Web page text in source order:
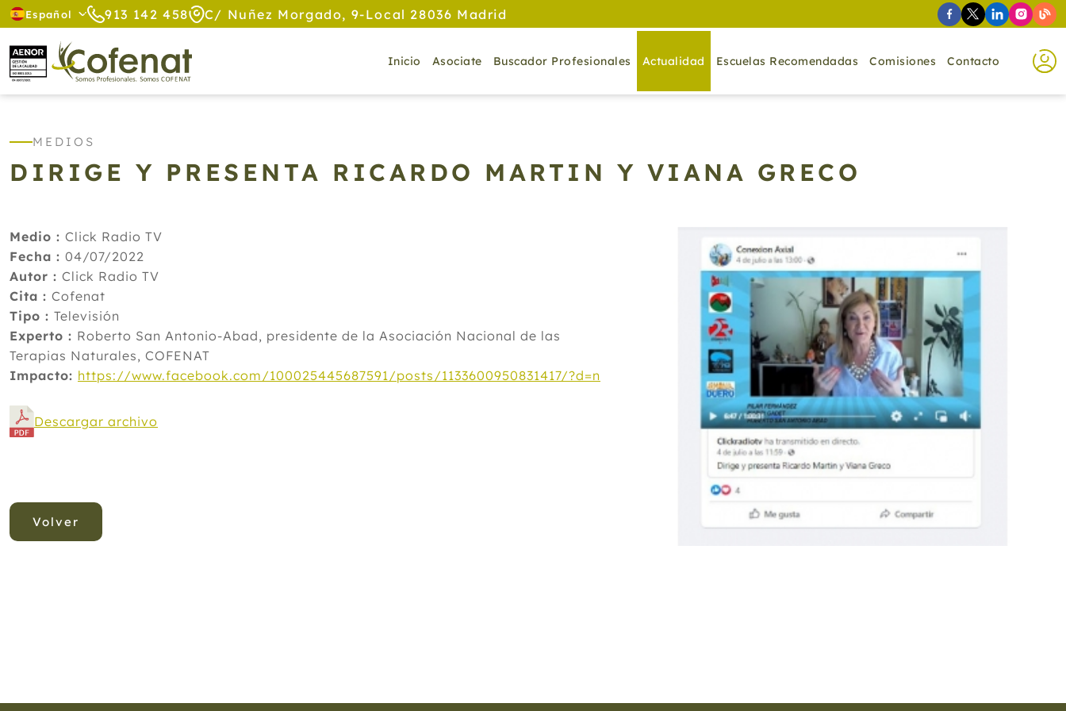
Español 913 142 458 C/ Nuñez Morgado, 9-Local 28036 Madrid
Inicio Asociate Buscador Profesionales Actualidad Escuelas Recomendadas Comisiones Contacto
MEDIOS
DIRIGE Y PRESENTA RICARDO MARTIN Y VIANA GRECO
Medio : Click Radio TV
Fecha : 04/07/2022
Autor : Click Radio TV
Cita : Cofenat
Tipo : Televisión
Experto : Roberto San Antonio-Abad, presidente de la Asociación Nacional de las
Terapias Naturales, COFENAT
Impacto: https://www.facebook.com/100025445687591/posts/1133600950831417/?d=n
Descargar archivo
Volver